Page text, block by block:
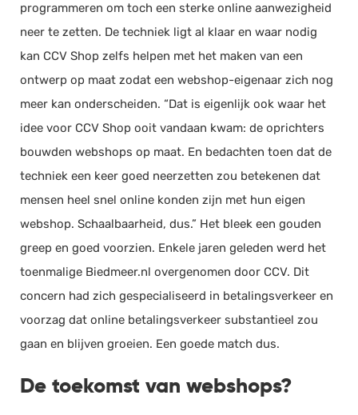
programmeren om toch een sterke online aanwezigheid
neer te zetten. De techniek ligt al klaar en waar nodig
kan CCV Shop zelfs helpen met het maken van een
ontwerp op maat zodat een webshop-eigenaar zich nog
meer kan onderscheiden. “Dat is eigenlijk ook waar het
idee voor CCV Shop ooit vandaan kwam: de oprichters
bouwden webshops op maat. En bedachten toen dat de
techniek een keer goed neerzetten zou betekenen dat
mensen heel snel online konden zijn met hun eigen
webshop. Schaalbaarheid, dus.” Het bleek een gouden
greep en goed voorzien. Enkele jaren geleden werd het
toenmalige Biedmeer.nl overgenomen door CCV. Dit
concern had zich gespecialiseerd in betalingsverkeer en
voorzag dat online betalingsverkeer substantieel zou
gaan en blijven groeien. Een goede match dus.
De toekomst van webshops?